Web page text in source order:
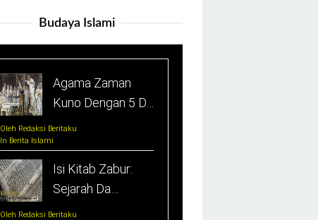
Budaya Islami
Agama Zaman
Kuno Dengan 5 D…
Oleh Redaksi Beritaku
In Berita Islami
Isi Kitab Zabur:
Sejarah Da…
Oleh Redaksi Beritaku